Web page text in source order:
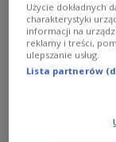
Міністерство
Użycie dokładnych
charakterystyki
informacji na
reklamy i treści,
ulepszanie usług.
Lista partnerów